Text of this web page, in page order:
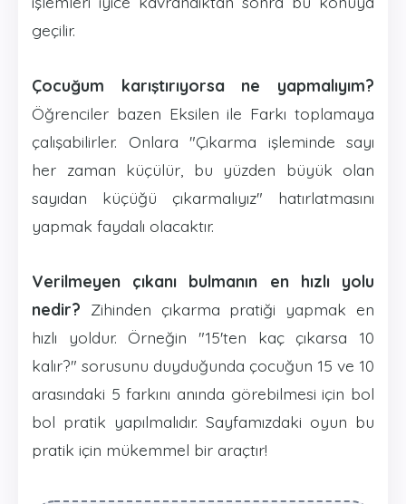
geçilir.
Çocuğum karıştırıyorsa ne yapmalıyım?
Öğrenciler bazen Eksilen ile Farkı toplamaya
çalışabilirler. Onlara "Çıkarma işleminde sayı
her zaman küçülür, bu yüzden büyük olan
sayıdan küçüğü çıkarmalıyız" hatırlatmasını
yapmak faydalı olacaktır.
Verilmeyen çıkanı bulmanın en hızlı yolu
nedir? Zihinden çıkarma pratiği yapmak en
hızlı yoldur. Örneğin "15'ten kaç çıkarsa 10
kalır?" sorusunu duyduğunda çocuğun 15 ve 10
arasındaki 5 farkını anında görebilmesi için bol
bol pratik yapılmalıdır. Sayfamızdaki oyun bu
pratik için mükemmel bir araçtır!